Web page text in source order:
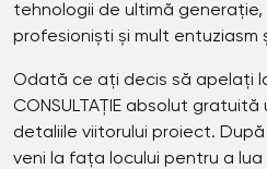
tehnologii de ultimă
profesioniști și mult entuziasm
Odată ce ați decis să apelați
CONSULTAȚIE absolut
detaliile viitorului proiect.
veni la fața locului pentru a lua